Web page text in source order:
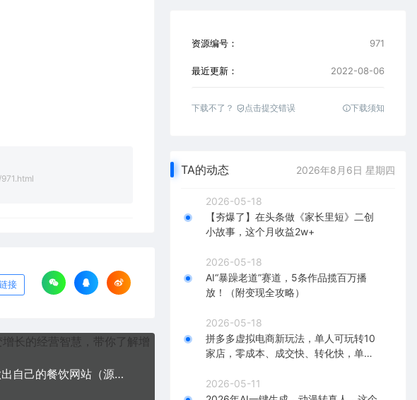
接
美食投资企业网站搭建教学，做出自己的餐饮网站（源码+教程）
资源编号： 971
最近更新： 2022-08-06
下载不了？ 点击提交错误 下载须知
TA的动态 2026年8月6日 星期四
2026-05-18
【夯爆了】在头条做《家长里短》二创
小故事，这个月收益2w+
2026-05-18
AI“暴躁老道”赛道，5条作品揽百万播
放！（附变现全攻略）
2026-05-18
拼多多虚拟电商新玩法，单人可玩转10
家店，零成本、成交快、转化快，单店
2026-05-11